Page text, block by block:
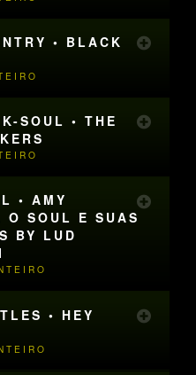
• BLACK
SOUL • THE
• AMY
O SOUL E SUAS
BY LUD
• HEY